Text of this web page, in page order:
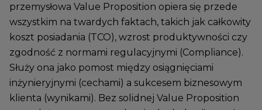
przemysłowa Value Proposition opiera się przede
wszystkim na twardych faktach, takich jak całkowity
koszt posiadania (TCO), wzrost produktywności czy
zgodność z normami regulacyjnymi (Compliance).
Służy ona jako pomost między osiągnięciami
inżynieryjnymi (cechami) a sukcesem biznesowym
klienta (wynikami). Bez solidnej Value Proposition